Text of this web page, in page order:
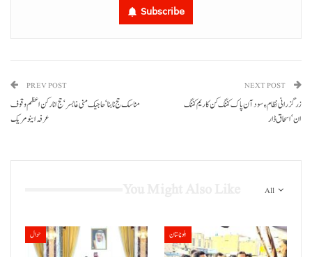
Subscribe
PREV POST
مناسک حج نا بنا‘ حاجیک منی غا بسر‘حج انا رکن اعظم وقوف
عرفہ اینو مریک
NEXT POST
زرگزرانی نظام ءِ سود آن پاک کننگ کن کاریم کننگ
ان‘اسحاق ڈار
All
حوال بلوچستان